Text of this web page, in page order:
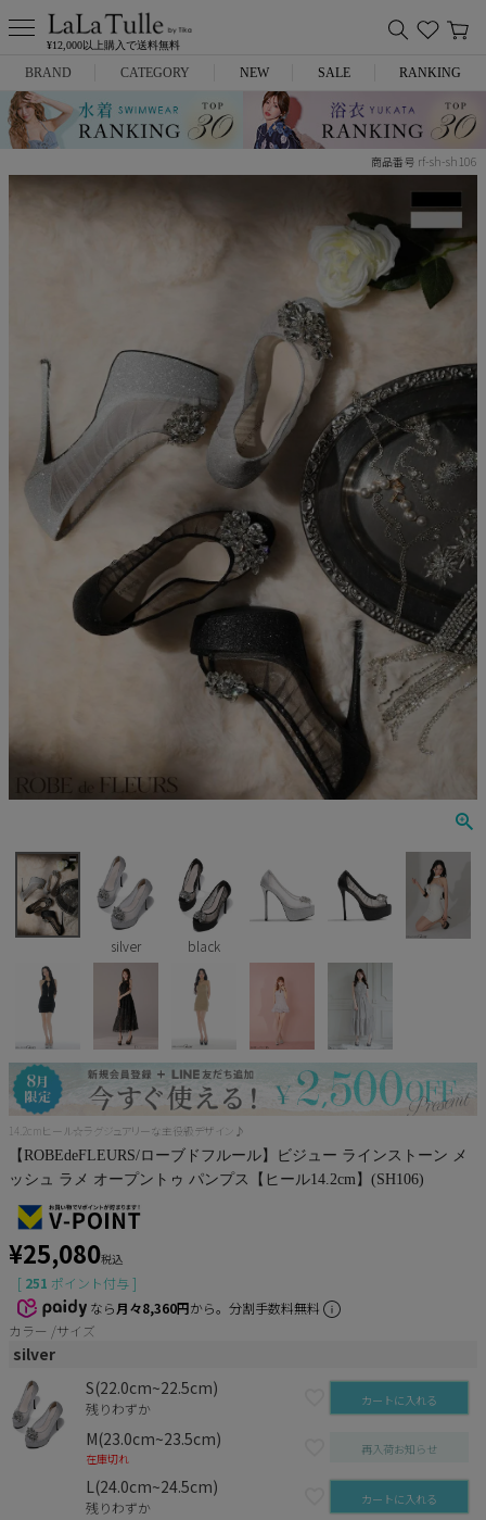
¥12,000以上購入で送料無料
BRAND
Anella
ANIER.
ANGEL R
PURESS
IRMA
JENNNY
COMEX
Rechercher
Pleaser
CATEGORY
ミニドレス
アウター
バッグ
ランジェリー
コスプレ
NEW SALE RANKING
商品番号 rf-sh-sh106
silver black
14.2cmヒール☆ラグジュアリーな主役級デザイン♪
【ROBEdeFLEURS/ローブドフルール】ビジュー ラインストーン メ
ッシュ ラメ オープントゥ パンプス【ヒール14.2cm】(SH106)
¥25,080税込
[ 251 ポイント付与 ]
なら月々8,360円から。分割手数料無料
カラー
サイズ
silver
S(22.0cm~22.5cm)
残りわずか カートに入れる
M(23.0cm~23.5cm)
在庫切れ
再入荷お知らせ
L(24.0cm~24.5cm)
残りわずか カートに入れる